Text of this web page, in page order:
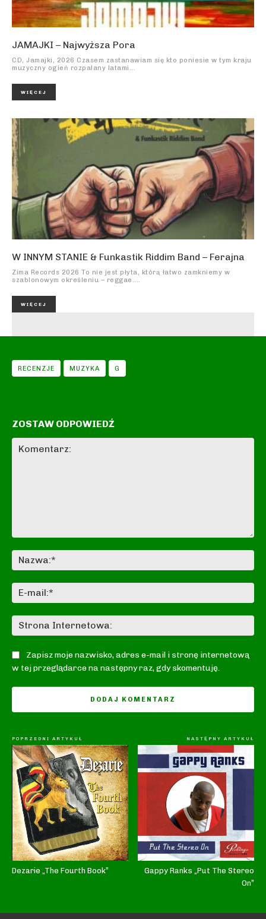
JAMAJKI – Najwyższa Pora
CD, Jamajki, 2026 Czasem zastanawiam się kto poniesie w tym kraju
muzyczny ogień rozpalany latami...
WIĘCEJ
W INNYM STANIE & Funkastik Riddim Band – Ferajna
Zima Records 2026 To nie jest płyta, którą łatwo zamkniemy w
szablonowym określeniu – reggae....
WIĘCEJ
RECENZJE MUZYKA G
ZOSTAW ODPOWIEDŹ
Zapisz moje nazwisko, adres e-mail i stronę internetową
w tej przeglądarce na następny raz, gdy skomentuję.
POPRZEDNI ARTYKUŁ
Dezarie „The Fourth Book”
NASTĘPNY ARTYKUŁ
Gappy Ranks „Put The Stereo
On”